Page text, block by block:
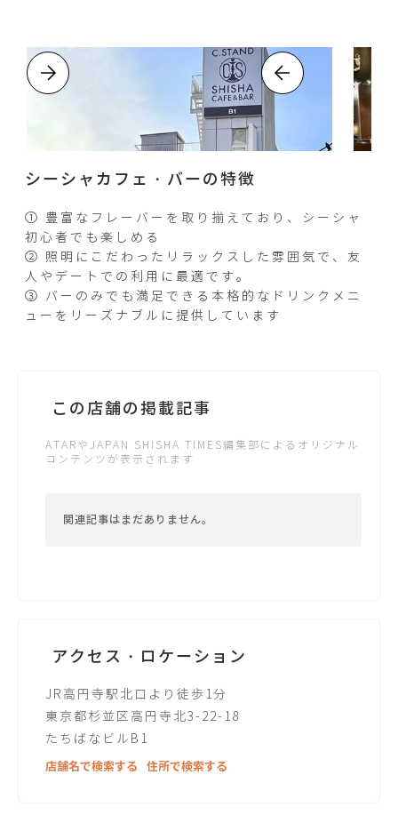
シーシャカフェ・バーの特徴
① 豊富なフレーバーを取り揃えており、シーシャ
初心者でも楽しめる
② 照明にこだわったリラックスした雰囲気で、友
人やデートでの利用に最適です。
③ バーのみでも満足できる本格的なドリンクメニ
ューをリーズナブルに提供しています
この店舗の掲載記事
ATARやJAPAN SHISHA TIMES編集部によるオリジナル
コンテンツが表示されます
関連記事はまだありません。
アクセス・ロケーション
JR高円寺駅北口より徒歩1分
東京都杉並区高円寺北3-22-18
たちばなビルB1
店舗名で検索する
住所で検索する